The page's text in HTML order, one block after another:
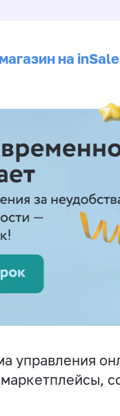
на
управления